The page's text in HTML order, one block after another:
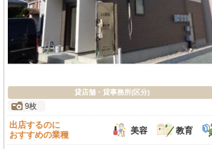
貸店舗・貸事務所(区分)
9枚
出店するのに
おすすめの業種
美容 教育